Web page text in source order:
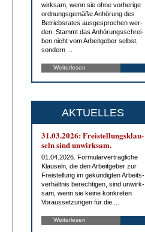
wirk­sam, wenn sie oh­ne vor­he­ri­ge
ord­nungs­ge­mä­ße An­hö­rung des
Be­triebs­ra­tes aus­ge­spro­chen wer­
den. Stammt das An­hö­rungs­schrei­
ben nicht vom Ar­beit­ge­ber selbst,
son­dern ...
Weiterlesen
AKTUELLES
31.03.2026: Frei­stel­lungs­klau­
seln sind un­wirk­sam.
01.04.2026. For­mu­lar­ver­trag­li­che
Klau­seln, die den Ar­beit­ge­ber zur
Frei­stel­lung im ge­kün­dig­ten Ar­beits­
ver­hält­nis be­rech­ti­gen, sind un­wirk­
sam, wenn sie kei­ne kon­kre­ten
Vor­aus­set­zun­gen für die ...
Weiterlesen